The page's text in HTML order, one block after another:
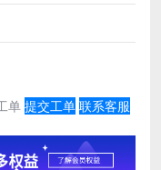
单 提交工单 联系客服